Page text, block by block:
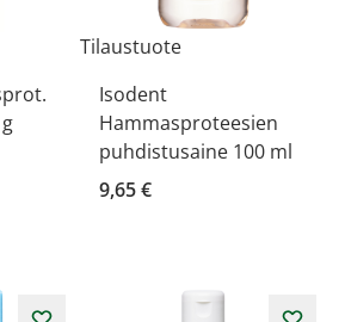
Tilaustuote
Isodent
Hammasproteesien
puhdistusaine 100 ml
9,65 €